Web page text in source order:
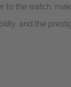
the watch,
and the